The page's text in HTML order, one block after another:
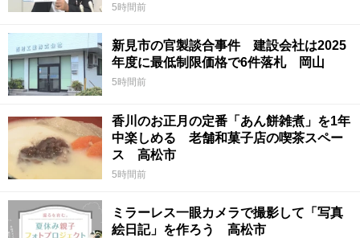
5時間前
新見市の官製談合事件 建設会社は2025
年度に最低制限価格で6件落札 岡山
5時間前
香川のお正月の定番「あん餅雑煮」を1年
中楽しめる 老舗和菓子店の喫茶スペー
ス 高松市
5時間前
ミラーレス一眼カメラで撮影して「写真
絵日記」を作ろう 高松市